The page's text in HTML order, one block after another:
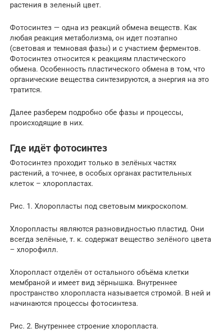
растения в зеленый цвет.
Фотосинтез — одна из реакций обмена веществ. Как
любая реакция метаболизма, он идет поэтапно
(световая и темновая фазы) и с участием ферментов.
Фотосинтез относится к реакциям пластического
обмена. Особенность пластического обмена в том, что
органические вещества синтезируются, а энергия на это
тратится.
Далее разберем подробно обе фазы и процессы,
происходящие в них.
Где идёт фотосинтез
Фотосинтез проходит только в зелёных частях
растений, а точнее, в особых органах растительных
клеток – хлоропластах.
Рис. 1. Хлоропласты под световым микроскопом.
Хлоропласты являются разновидностью пластид. Они
всегда зелёные, т. к. содержат вещество зелёного цвета
– хлорофилл.
Хлоропласт отделён от остального объёма клетки
мембраной и имеет вид зёрнышка. Внутреннее
пространство хлоропласта называется стромой. В ней и
начинаются процессы фотосинтеза.
Рис. 2. Внутреннее строение хлоропласта.